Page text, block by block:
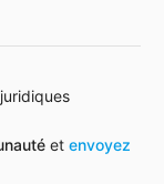
et envoyez